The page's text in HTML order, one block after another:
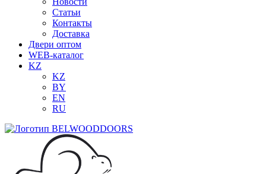
Статьи
Контакты
Доставка
Двери оптом
WEB-каталог
KZ
KZ
BY
EN
RU